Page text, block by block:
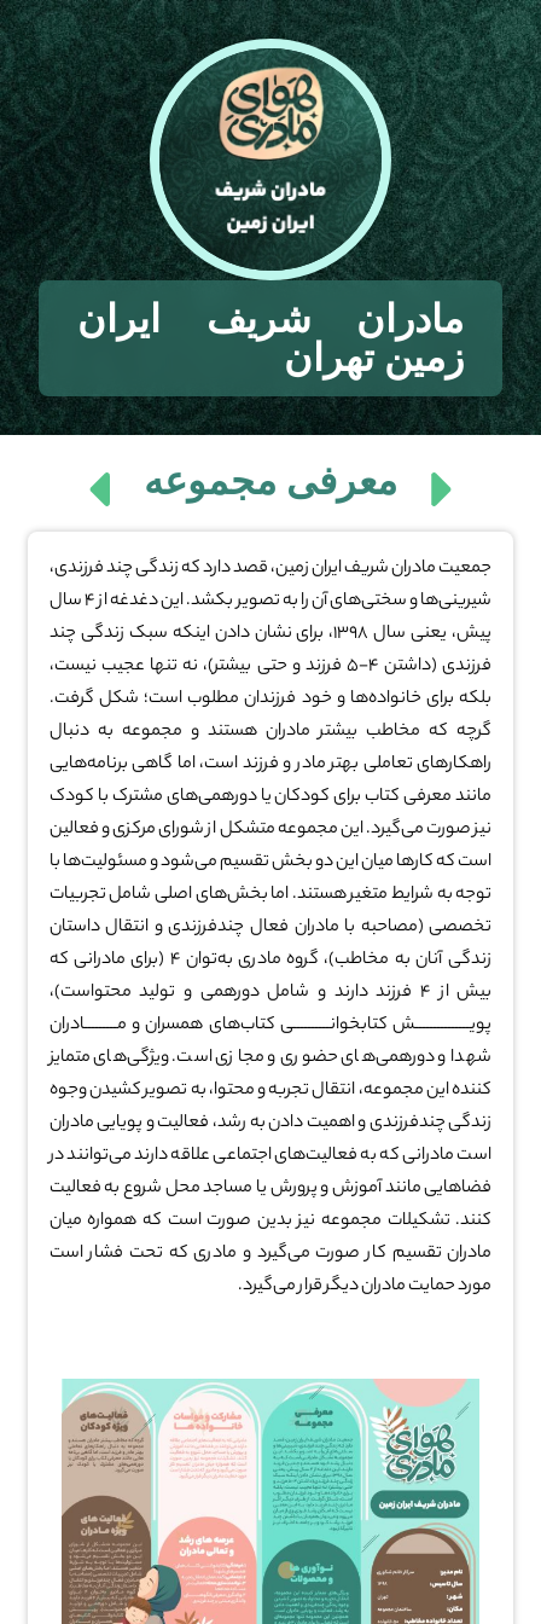
مادران شریف ایران
زمین تهران
معرفی مجموعه
جمعیت مادران شریف ایران زمین، قصد دارد که زندگی چند فرزندی،
شیرینی‌ها و سختی‌های آن را به تصویر بکشد. این دغدغه از ۴ سال
پیش، یعنی سال ۱۳۹۸، برای نشان دادن اینکه سبک زندگی چند
فرزندی (داشتن ۴-۵ فرزند و حتی بیشتر)، نه تنها عجیب نیست،
بلکه برای خانواده‌ها و خود فرزندان مطلوب است؛ شکل گرفت.
گرچه که مخاطب بیشتر مادران هستند و مجموعه به دنبال
راهکارهای تعاملی بهتر مادر و فرزند است، اما گاهی برنامه‌هایی
مانند معرفی کتاب برای کودکان یا دورهمی‌های مشترک با کودک
نیز صورت می‌گیرد. این مجموعه متشکل از شورای مرکزی و فعالین
است که کارها میان این دو بخش تقسیم می‌شود و مسئولیت‌ها با
توجه به شرایط متغیر هستند. اما بخش‌های اصلی شامل تجربیات
تخصصی (مصاحبه با مادران فعال چندفرزندی و انتقال داستان
زندگی آنان به مخاطب)، گروه مادری به‌توان ۴ (برای مادرانی که
بیش از ۴ فرزند دارند و شامل دورهمی و تولید محتواست)،
پویـــــــــــــــش کتابخوانــــــــــی کتاب‌های همسران و مـــــــــادران
شهدا و دورهمی‌های حضوری و مجازی است. ویژگی‌های متمایز
کننده این مجموعه، انتقال تجربه و محتوا، به تصویر کشیدن وجوه
زندگی چندفرزندی و اهمیت دادن به رشد، فعالیت و پویایی مادران
است مادرانی که به فعالیت‌های اجتماعی علاقه دارند می‌توانند در
فضاهایی مانند آموزش و پرورش یا مساجد محل شروع به فعالیت
کنند. تشکیلات مجموعه نیز بدین صورت است که همواره میان
مادران تقسیم کار صورت می‌گیرد و مادری که تحت فشار است
مورد حمایت مادران دیگر قرار می‌گیرد.